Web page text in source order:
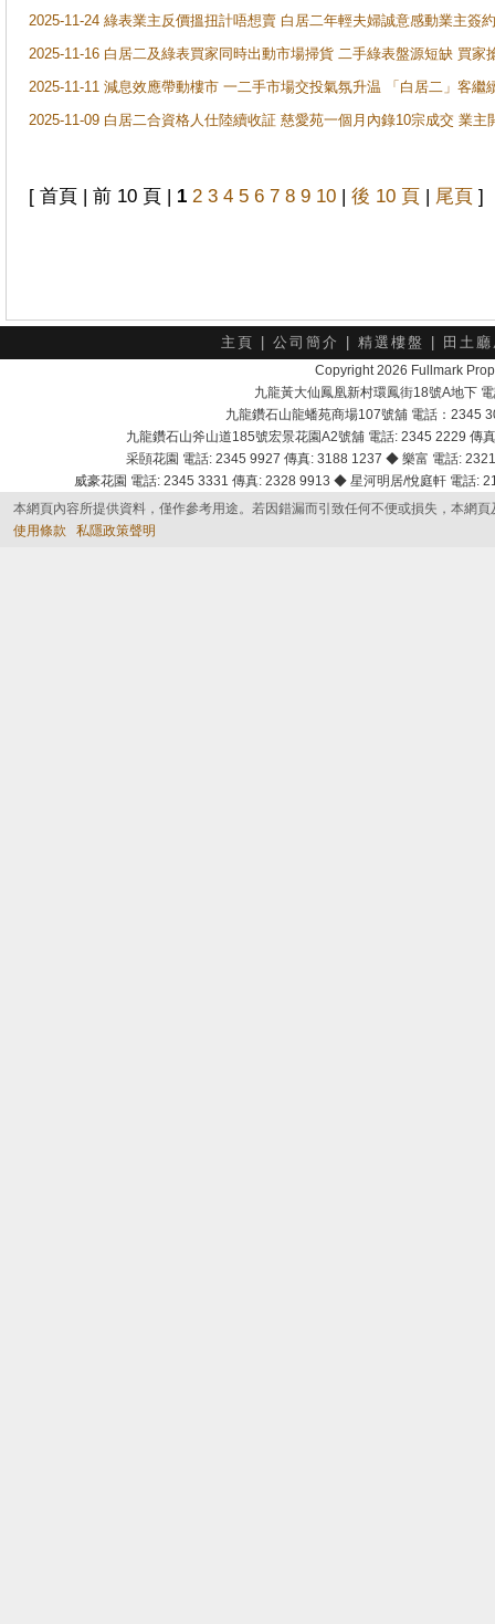
2025-11-24 綠表業主反價搵扭計唔想賣 白居二年輕夫婦誠意感動業主簽
2025-11-16 白居二及綠表買家同時出動市場掃貨 二手綠表盤源短缺 買
2025-11-11 減息效應帶動樓市 一二手市場交投氣氛升温 「白居二」客
2025-11-09 白居二合資格人仕陸續收証 慈愛苑一個月內錄10宗成交 業
[ 首頁 | 前 10 頁 | 1 2 3 4 5 6 7 8 9 10 | 後 10 頁 | 尾頁 ]
主頁 公司簡介 精選樓盤 田土
Copyright 2026 Fullmark
九龍黃大仙鳳凰新村環鳳街18號A地下
九龍鑽石山龍蟠苑商場107號舖 電話：2345
九龍鑽石山斧山道185號宏景花園A2號舖 電話: 2345 2229
采頣花園 電話: 2345 9927 傳真: 3188 1237 ◆ 樂富 電話:
威豪花園 電話: 2345 3331 傳真: 2328 9913 ◆ 星河明居/悅庭軒 電話
本網頁內容所提供資料，僅作參考用途。若因錯漏而引致任何不便或損失，本網
使用條款
私隱政策聲明